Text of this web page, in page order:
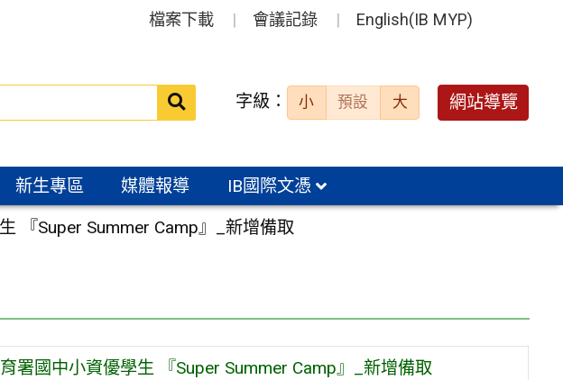
檔案下載 會議記錄 English(IB MYP)
送出 字級： 小 預設 大 網站導覽
新生專區 媒體報導 IB國際文憑
『Super Summer Camp』_新增備取
署國中小資優學生 『Super Summer Camp』_新增備取